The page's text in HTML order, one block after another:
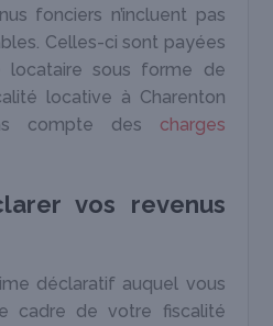
fonciers n’incluent pas
Celles-ci sont payées
locataire sous forme de
locative à Charenton
compte des charges
vos revenus
déclaratif auquel vous
cadre de votre fiscalité